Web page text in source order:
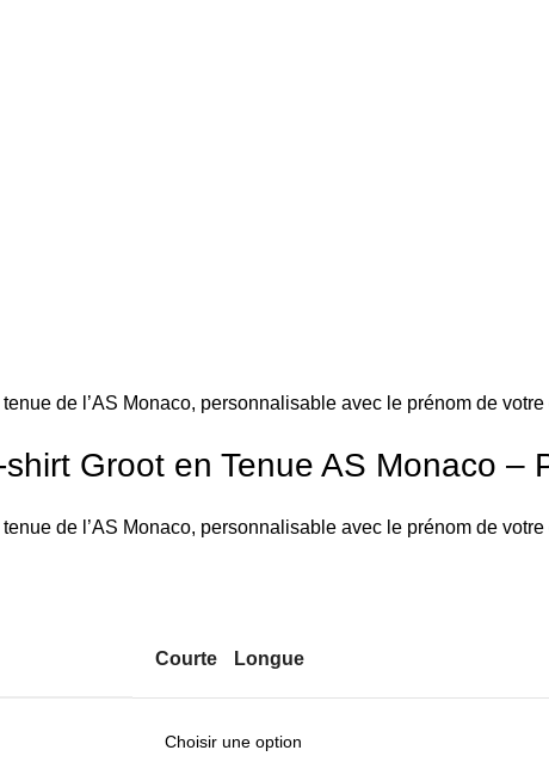
de l’AS Monaco, personnalisable avec le prénom de
shirt Groot en Tenue AS Monaco –
de l’AS Monaco, personnalisable avec le prénom de
Courte Longue